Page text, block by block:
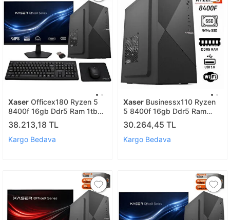
Xaser Officex180 Ryzen 5
8400f 16gb Ddr5 Ram 1tb
M.2 Ssd Gt610 Ekran Kartı
27" Monitör Ofis Bilgisayarı
38.213,18 TL
Kargo Bedava
Xaser Businessx110 Ryzen
5 8400f 16gb Ddr5 Ram
512gb Ssd Gt610 Ekran Kartı
Ofis Bilgisayarı
30.264,45 TL
Kargo Bedava